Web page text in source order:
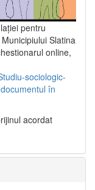
pentru
Slatina
online,
sociologic-
documentul în
acordat